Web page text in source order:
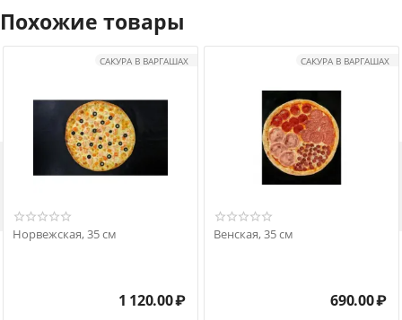
Похожие товары
САКУРА В ВАРГАШАХ
Норвежская, 35 см
1 120.00₽
САКУРА В ВАРГАШАХ
Венская, 35 см
690.00₽